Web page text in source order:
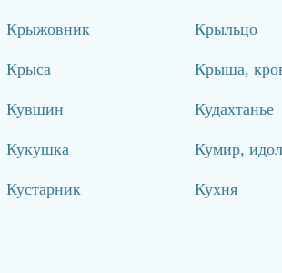
Крыжовник Крыльцо
Крыса Крыша,
Кувшин Кудахтанье
Кукушка Кумир, идол
Кустарник Кухня